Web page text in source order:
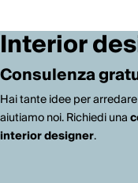
Interior
Consulenza
Hai tante idee per
aiutiamo noi. Richiedi una
interior designer.